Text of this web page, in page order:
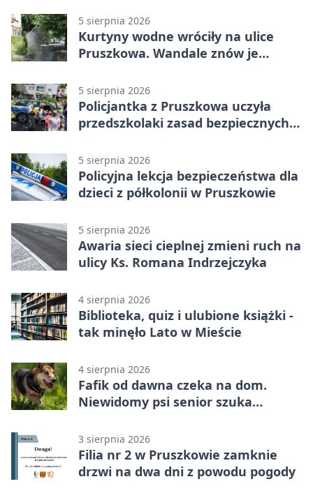
5 sierpnia 2026
Kurtyny wodne wróciły na ulice
Pruszkowa. Wandale znów je
5 sierpnia 2026
Policjantka z Pruszkowa uczyła
przedszkolaki zasad bezpiecznych
5 sierpnia 2026
Policyjna lekcja bezpieczeństwa dla
dzieci z półkolonii w Pruszkowie
5 sierpnia 2026
Awaria sieci cieplnej zmieni ruch na
ulicy Ks. Romana Indrzejczyka
4 sierpnia 2026
Biblioteka, quiz i ulubione książki -
tak minęło Lato w Mieście
4 sierpnia 2026
Fafik od dawna czeka na dom.
Niewidomy psi senior szuka
3 sierpnia 2026
Filia nr 2 w Pruszkowie zamknie
drzwi na dwa dni z powodu pogody